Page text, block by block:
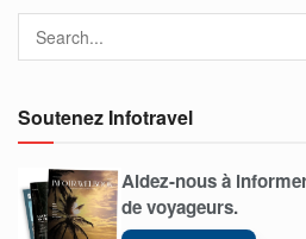
Soutenez Infotravel
Aidez-nous à
de voyageurs.